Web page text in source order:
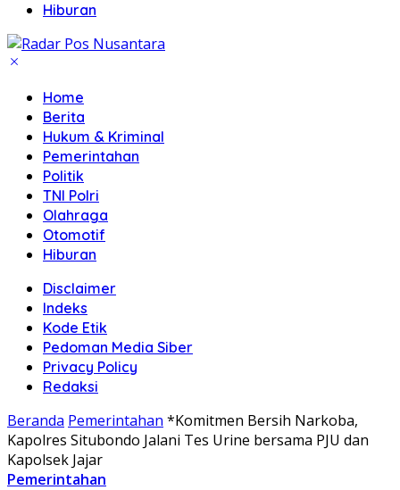
Hiburan
Home
Berita
Hukum & Kriminal
Pemerintahan
Politik
TNI Polri
Olahraga
Otomotif
Hiburan
Disclaimer
Indeks
Kode Etik
Pedoman Media Siber
Privacy Policy
Redaksi
Beranda Pemerintahan *Komitmen Bersih Narkoba,
Kapolres Situbondo Jalani Tes Urine bersama PJU dan
Kapolsek Jajar
Pemerintahan